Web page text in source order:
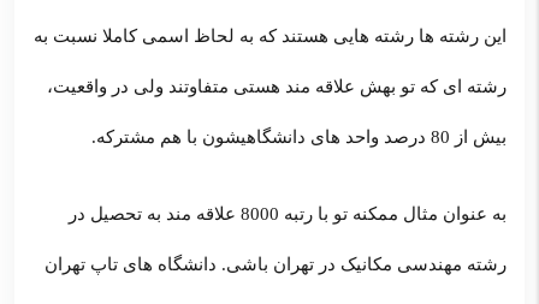
این رشته ها رشته هایی هستند که به لحاظ اسمی کاملا نسبت به
رشته ای که تو بهش علاقه مند هستی متفاوتند ولی در واقعیت،
بیش از 80 درصد واحد های دانشگاهیشون با هم مشترکه.
به عنوان مثال ممکنه تو با رتبه 8000 علاقه مند به تحصیل در
رشته مهندسی مکانیک در تهران باشی. دانشگاه های تاپ تهران